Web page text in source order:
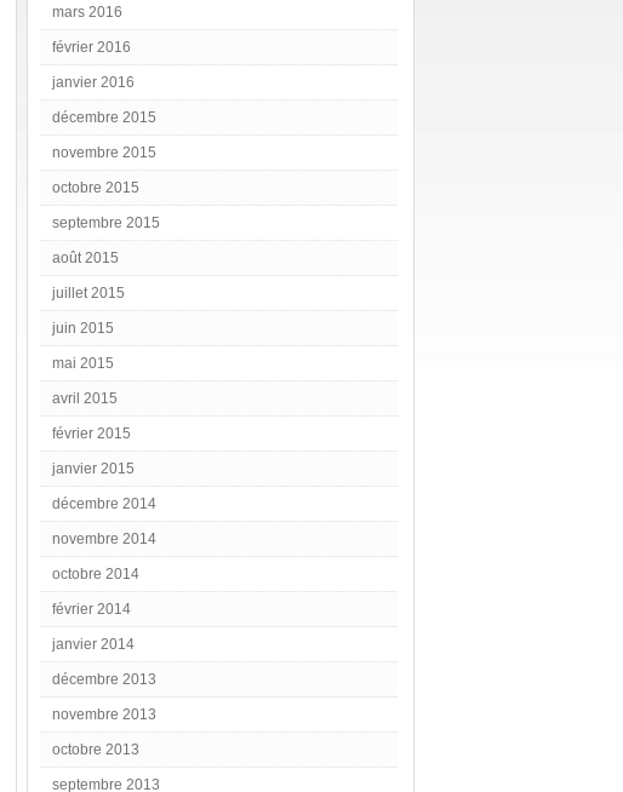
mars 2016
février 2016
janvier 2016
décembre 2015
novembre 2015
octobre 2015
septembre 2015
août 2015
juillet 2015
juin 2015
mai 2015
avril 2015
février 2015
janvier 2015
décembre 2014
novembre 2014
octobre 2014
février 2014
janvier 2014
décembre 2013
novembre 2013
octobre 2013
septembre 2013